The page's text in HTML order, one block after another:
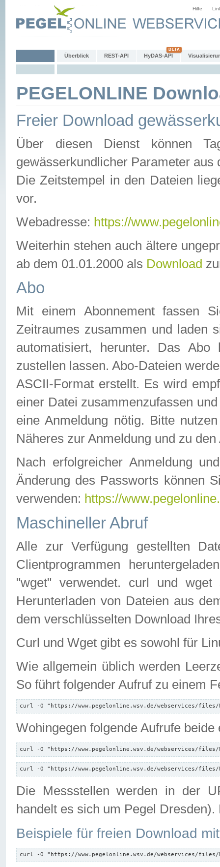
Hilfe
Überblick REST-API HyDAS-API
PEGELONLINE
Freier Download
Über diesen Dienst können
gewässerkundlicher Parameter aus
Die Zeitstempel in den Dateien
vor.
Webadresse: https://
Weiterhin stehen auch ältere
ab dem 01.01.2000 als Download
Abo
Mit einem Abonnement fassen
Zeitraumes zusammen und laden
automatisiert, herunter. Das
zustellen lassen. Abo-Dateien
ASCII-Format erstellt. Es wird
einer Datei zusammenzufassen
eine Anmeldung nötig. Bitte
Näheres zur Anmeldung und zu
Nach erfolgreicher Anmeldung
Änderung des Passworts können
verwenden: https://
Maschineller Abruf
Alle zur Verfügung gestellten
Clientprogrammen
"wget" verwendet. curl und wget
Herunterladen von Dateien aus
dem verschlüsselten Download
Curl und Wget gibt es sowohl für
Wie allgemein üblich werden
So führt folgender Aufruf zu einem
curl -O "https://www.pegelonline.wsv.de/webservices/files/
Wohingegen folgende Aufrufe beide
curl -O "https://www.pegelonline.wsv.de/webservices/files/
curl -O "https://www.pegelonline.wsv.de/webservices/files/
Die Messstellen werden in der
handelt es sich um Pegel
Beispiele für freien Download
curl -O "https://www.pegelonline.wsv.de/webservices/files/